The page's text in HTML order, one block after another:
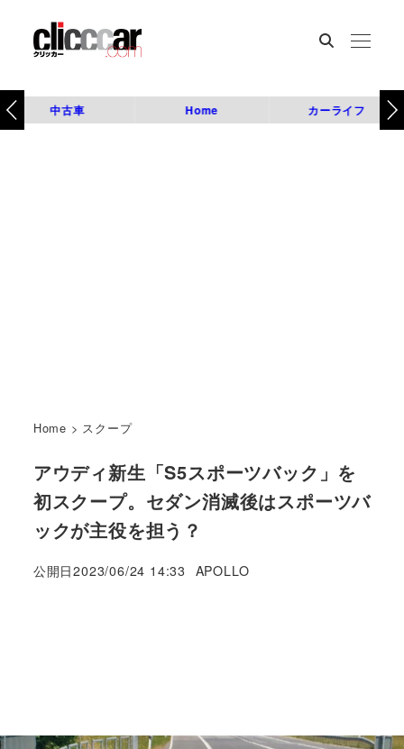
中古車 Home カーライフ
Home > スクープ
アウディ新生「S5スポーツバック」を
初スクープ。セダン消滅後はスポーツバ
ックが主役を担う？
公開日2023/06/24 14:33
著
APOLLO